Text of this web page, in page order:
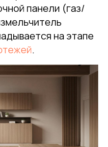
панели (газ/
на этапе
.